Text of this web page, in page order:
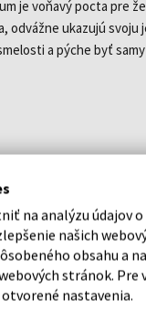
je voňavý pocta pre
odvážne ukazujú svoju
a pýche byť
a nemusí
na analýzu údajov o
našich
obsahu a
stránok. Pre
nastavenia.